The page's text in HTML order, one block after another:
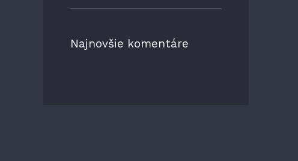
Najnovšie komentáre